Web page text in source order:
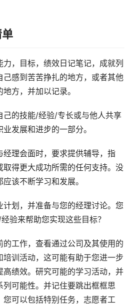
，目标，绩效日记笔记，成就列
感到苦苦挣扎的地方，或者其他
方，并加以记录。
己的技能/经验/专长或与他人共享
发展和进步的一部分。
经理会面时，要求提供辅导，指
取得更大成功所需的任何支持。没
该不断学习和发展。
划，并准备与您的经理讨论。您
验来帮助您实现这些目标？
工作，查看通过公司及其使用的
训活动，这可能有助于您进一步
高绩效。研究可能的学习活动，并
可能性。并记住要跳出框框思
可以包括特别任务，志愿者工